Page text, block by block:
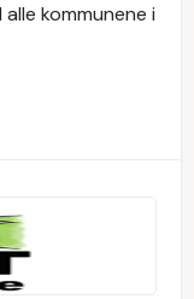
kommunene i